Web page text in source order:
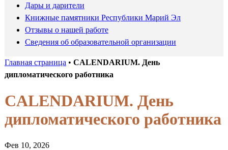
Дары и дарители
Книжные памятники Республики Марий Эл
Отзывы о нашей работе
Сведения об образовательной организации
Главная страница • CALENDARIUM. День
дипломатического работника
CALENDARIUM. День
дипломатического работника
Фев 10, 2026